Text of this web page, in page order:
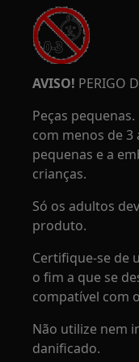
AVISO! PERIGO
Peças
com menos de 3
pequenas e a
crianças.
Só os adultos
produto.
Certifique-se de
o fim a que se
compatível com
Não utilize nem
danificado.